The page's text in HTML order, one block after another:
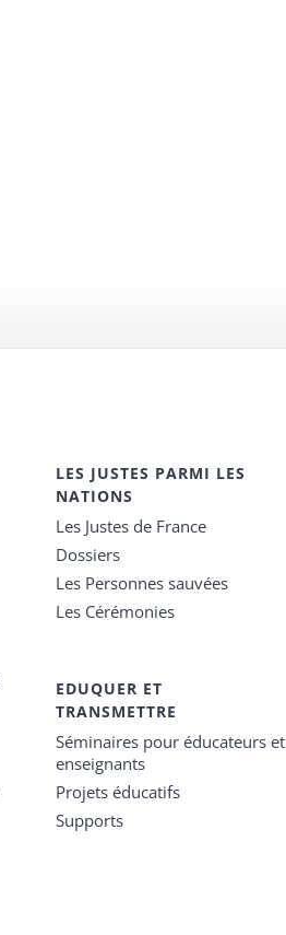
LES JUSTES PARMI LES
NATIONS
Les Justes de France
Dossiers
Les Personnes sauvées
Les Cérémonies
EDUQUER ET
TRANSMETTRE
Séminaires pour éducateurs et
enseignants
Projets éducatifs
Supports